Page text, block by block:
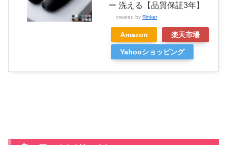
ー 洗える【品質保証3年】
created by Rinker
Amazon 楽天市場
Yahooショッピング